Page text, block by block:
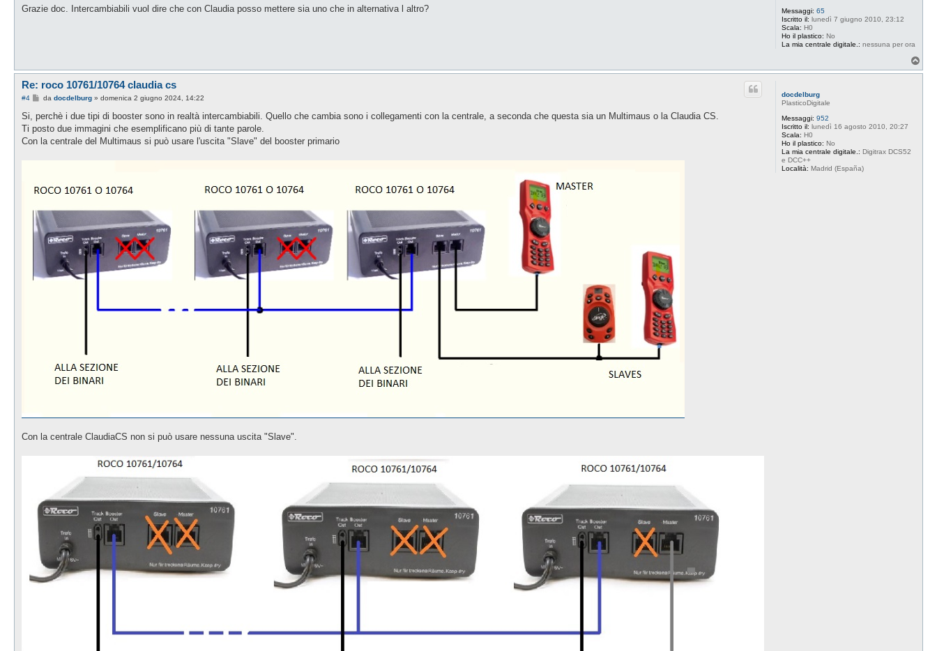
Messaggi: 65
Iscritto il: lunedì 7 giugno 2010, 23:12
Scala: H0
Ho il plastico: No
La mia centrale digitale.: nessuna per ora
s
Grazie doc. Intercambiabili vuol dire che con Claudia posso mettere sia uno che in alternativa l altro?
o
docdelburg
PlasticoDigitale
Messaggi: 952
Iscritto il: lunedì 16 agosto 2010, 20:27
Scala: H0
Ho il plastico: No
La mia centrale digitale.: Digitrax DCS52
e DCC++
Località: Madrid (España)
Re: roco 10761/10764 claudia cs
#4
M
s
a
g
da docdelburg» domenica 2 giugno 2024, 14:22
Si, perchè i due tipi di booster sono in realtà intercambiabili. Quello che cambia sono i collegamenti con la centrale, a seconda che questa sia un Multimaus o la Claudia CS.
Ti posto due immagini che esemplificano più di tante parole.
Con la centrale del Multimaus si può usare l'uscita "Slave" del booster primario
Con la centrale ClaudiaCS non si può usare nessuna uscita "Slave".